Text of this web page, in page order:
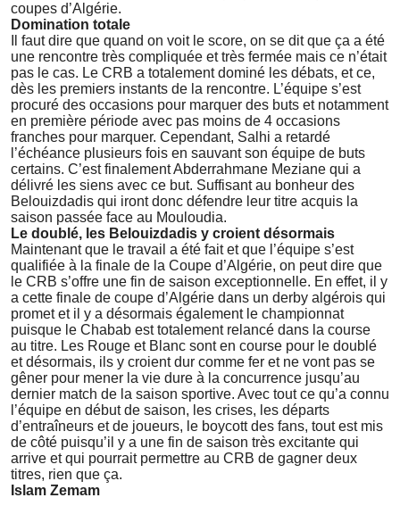
coupes d’Algérie.
Domination totale
Il faut dire que quand on voit le score, on se dit que ça a été
une rencontre très compliquée et très fermée mais ce n’était
pas le cas. Le CRB a totalement dominé les débats, et ce,
dès les premiers instants de la rencontre. L’équipe s’est
procuré des occasions pour marquer des buts et notamment
en première période avec pas moins de 4 occasions
franches pour marquer. Cependant, Salhi a retardé
l’échéance plusieurs fois en sauvant son équipe de buts
certains. C’est finalement Abderrahmane Meziane qui a
délivré les siens avec ce but. Suffisant au bonheur des
Belouizdadis qui iront donc défendre leur titre acquis la
saison passée face au Mouloudia.
Le doublé, les Belouizdadis y croient désormais
Maintenant que le travail a été fait et que l’équipe s’est
qualifiée à la finale de la Coupe d’Algérie, on peut dire que
le CRB s’offre une fin de saison exceptionnelle. En effet, il y
a cette finale de coupe d’Algérie dans un derby algérois qui
promet et il y a désormais également le championnat
puisque le Chabab est totalement relancé dans la course
au titre. Les Rouge et Blanc sont en course pour le doublé
et désormais, ils y croient dur comme fer et ne vont pas se
gêner pour mener la vie dure à la concurrence jusqu’au
dernier match de la saison sportive. Avec tout ce qu’a connu
l’équipe en début de saison, les crises, les départs
d’entraîneurs et de joueurs, le boycott des fans, tout est mis
de côté puisqu’il y a une fin de saison très excitante qui
arrive et qui pourrait permettre au CRB de gagner deux
titres, rien que ça.
Islam Zemam